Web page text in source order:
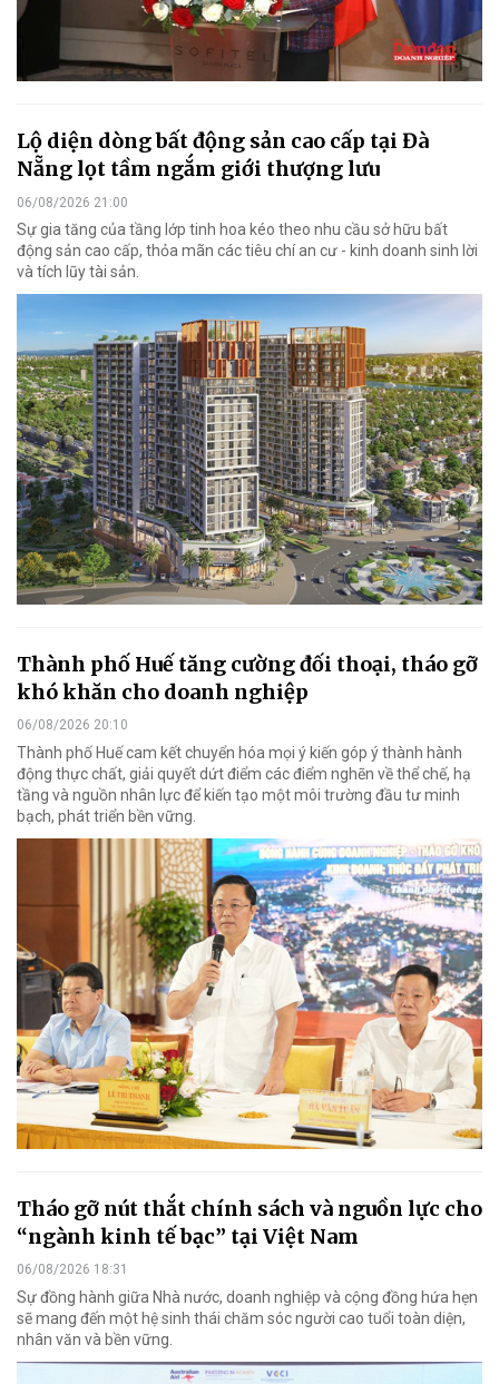
Lộ diện dòng bất động sản cao cấp tại Đà
Nẵng lọt tầm ngắm giới thượng lưu
06/08/2026 21:00
Sự gia tăng của tầng lớp tinh hoa kéo theo nhu cầu sở hữu bất
động sản cao cấp, thỏa mãn các tiêu chí an cư - kinh doanh sinh lời
và tích lũy tài sản.
Thành phố Huế tăng cường đối thoại, tháo gỡ
khó khăn cho doanh nghiệp
06/08/2026 20:10
Thành phố Huế cam kết chuyển hóa mọi ý kiến góp ý thành hành
động thực chất, giải quyết dứt điểm các điểm nghẽn về thể chế, hạ
tầng và nguồn nhân lực để kiến tạo một môi trường đầu tư minh
bạch, phát triển bền vững.
Tháo gỡ nút thắt chính sách và nguồn lực cho
“ngành kinh tế bạc” tại Việt Nam
06/08/2026 18:31
Sự đồng hành giữa Nhà nước, doanh nghiệp và cộng đồng hứa hẹn
sẽ mang đến một hệ sinh thái chăm sóc người cao tuổi toàn diện,
nhân văn và bền vững.